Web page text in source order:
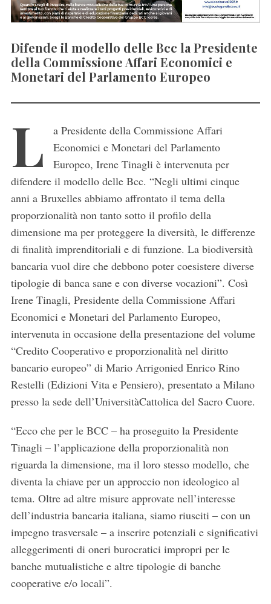
Difende il modello delle Bcc la Presidente
della Commissione Affari Economici e
Monetari del Parlamento Europeo
L
a Presidente della Commissione Affari
Economici e Monetari del Parlamento
Europeo, Irene Tinagli è intervenuta per
difendere il modello delle Bcc. “Negli ultimi cinque
anni a Bruxelles abbiamo affrontato il tema della
proporzionalità non tanto sotto il profilo della
dimensione ma per proteggere la diversità, le differenze
di finalità imprenditoriali e di funzione. La biodiversità
bancaria vuol dire che debbono poter coesistere diverse
tipologie di banca sane e con diverse vocazioni”. Così
Irene Tinagli, Presidente della Commissione Affari
Economici e Monetari del Parlamento Europeo,
intervenuta in occasione della presentazione del volume
“Credito Cooperativo e proporzionalità nel diritto
bancario europeo” di Mario Arrigonied Enrico Rino
Restelli (Edizioni Vita e Pensiero), presentato a Milano
presso la sede dell’UniversitàCattolica del Sacro Cuore.
“Ecco che per le BCC – ha proseguito la Presidente
Tinagli – l’applicazione della proporzionalità non
riguarda la dimensione, ma il loro stesso modello, che
diventa la chiave per un approccio non ideologico al
tema. Oltre ad altre misure approvate nell’interesse
dell’industria bancaria italiana, siamo riusciti – con un
impegno trasversale – a inserire potenziali e significativi
alleggerimenti di oneri burocratici impropri per le
banche mutualistiche e altre tipologie di banche
cooperative e/o locali”.